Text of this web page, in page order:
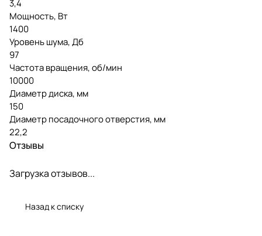
3,4
Мощность, Вт
1400
Уровень шума, Дб
97
Частота вращения, об/мин
10000
Диаметр диска, мм
150
Диаметр посадочного отверстия, мм
22,2
Отзывы
Загрузка отзывов...
Назад к списку